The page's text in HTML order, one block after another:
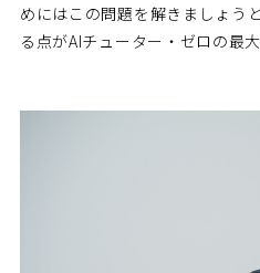
めにはこの問題を解きましょう
る点がAIチューター・ゼロの最大